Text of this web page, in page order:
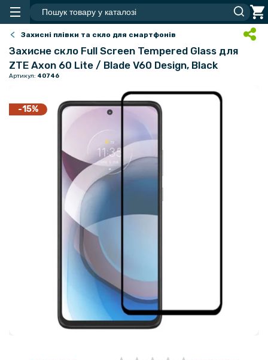
Захисні плівки та скло для смартфонів
Захисне скло Full Screen Tempered Glass для
ZTE Axon 60 Lite / Blade V60 Design, Black
Артикул: 40746
-15%